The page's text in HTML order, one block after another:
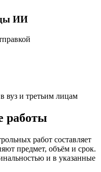
ИИ
вуз и третьим лицам
работы
работ составляет
предмет, объём и срок.
и в указанные